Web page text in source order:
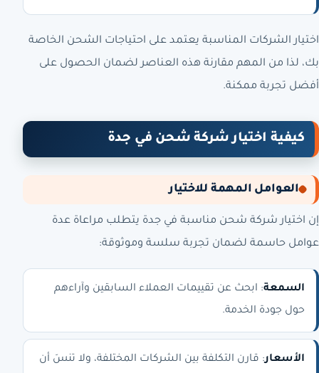
اختيار الشركات المناسبة يعتمد على احتياجات الشحن الخاصة
بك، لذا من المهم مقارنة هذه العناصر لضمان الحصول على
أفضل تجربة ممكنة.
كيفية اختيار شركة شحن في جدة
العوامل المهمة للاختيار
إن اختيار شركة شحن مناسبة في جدة يتطلب مراعاة عدة
عوامل حاسمة لضمان تجربة سلسة وموثوقة:
السمعة: ابحث عن تقييمات العملاء السابقين وآراءهم
حول جودة الخدمة.
الأسعار: قارن التكلفة بين الشركات المختلفة، ولا تنسَ أن